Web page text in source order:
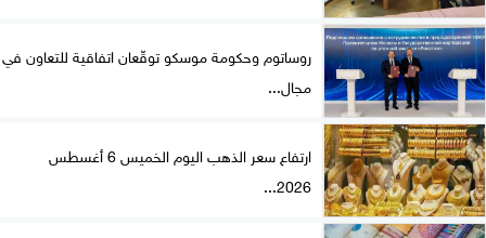
روساتوم وحكومة موسكو توقّعان اتفاقية للتعاون في
مجال...
ارتفاع سعر الذهب اليوم الخميس 6 أغسطس
2026...